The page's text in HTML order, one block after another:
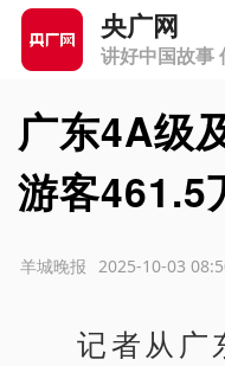
央广网
讲好中国故事
广东4A级
游客461.5
2025-10-03
羊城晚报
记者从广